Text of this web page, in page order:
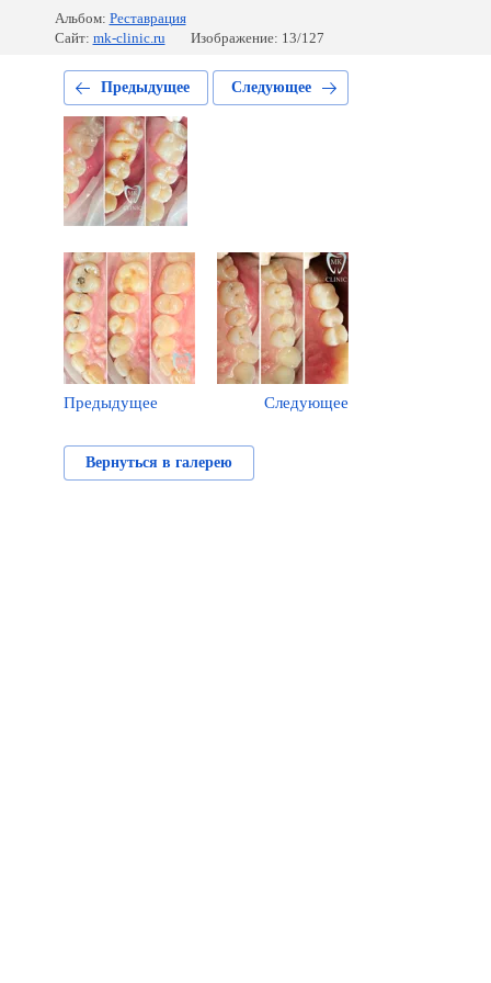
Альбом: Реставрация
Сайт: mk-clinic.ru Изображение: 13/127
Предыдущее Следующее
Предыдущее Следующее
Вернуться в галерею